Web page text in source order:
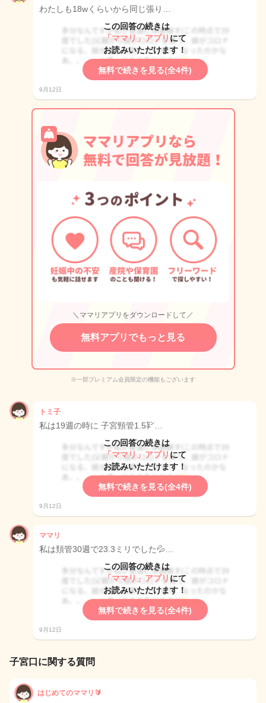
わたしも18wくらいから同じ張り…
この回答の続きは
「ママリ」アプリ にて
お読みいただけます！
無料で続きを見る(全4件)
9月12日
＼ママリアプリをダウンロードして／
無料アプリでもっと見る
※一部プレミアム会員限定の機能もございます
トミ子
私は19週の時に 子宮頸管1.5㌢…
この回答の続きは
「ママリ」アプリ にて
お読みいただけます！
無料で続きを見る(全4件)
9月12日
ママリ
私は頚管30週で23.3ミリでした💦…
この回答の続きは
「ママリ」アプリ にて
お読みいただけます！
無料で続きを見る(全4件)
9月12日
子宮口に関する質問
はじめてのママリ🔰